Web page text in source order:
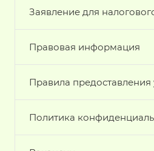
Заявление для
Правовая информация
Правила предоставления
Политика